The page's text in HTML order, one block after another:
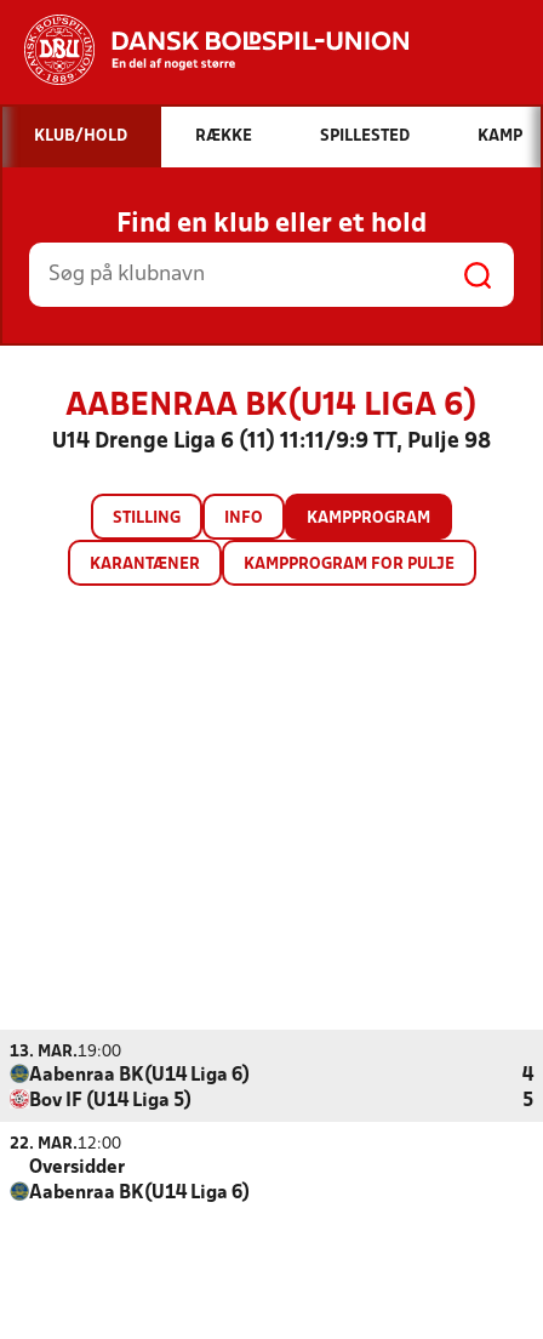
Hvad vil du søge efter?
INDHOLD OG NYHEDER
STILLINGER, RESULTATER, KLUBBER OG
HOLD
KLUB/HOLD RÆKKE SPILLESTED KAMP
Find en klub eller et hold
AABENRAA BK(U14 LIGA 6)
U14 Drenge Liga 6 (11) 11:11/9:9 TT, Pulje 98
STILLING INFO KAMPPROGRAM
KARANTÆNER KAMPPROGRAM FOR PULJE
13. MAR.19:00
Aabenraa BK(U14 Liga 6)
4
Bov IF (U14 Liga 5)
5
22. MAR.12:00
Oversidder
Aabenraa BK(U14 Liga 6)